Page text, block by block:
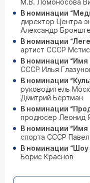
М.В. Ломоносова
В номинации
директор Центра
Александр
В номинации
артист СССР
В номинации “Имя
СССР Илья
В номинации
руководитель
Дмитрий Бертман
В номинации
продюсер Леонид
В номинации “Имя
спорта СССР
В номинации “Шоу
Борис Краснов